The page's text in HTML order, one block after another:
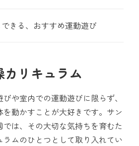
きる、おすすめ運動遊び
カリキュラム
や室内での運動遊びに限らず、
を動かすことが大好きです。サン
では、その大切な気持ちを育むた
ラムのひとつとして取り入れてい